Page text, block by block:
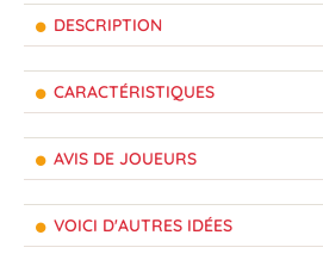
DESCRIPTION
CARACTÉRISTIQUES
AVIS DE JOUEURS
VOICI D'AUTRES IDÉES